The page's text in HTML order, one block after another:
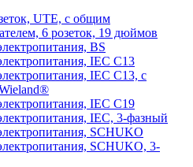
UTE, с общим
6 розеток, 19 дюймов
BS
IEC C13
IEC C13, с
IEC C19
IEC, 3-фазный
SCHUKO
SCHUKO, 3-